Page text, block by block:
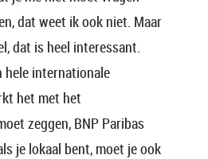
dat weet ik ook niet. Maar
dat is heel interessant.
hele internationale
het met het
zeggen, BNP Paribas
je lokaal bent, moet je ook